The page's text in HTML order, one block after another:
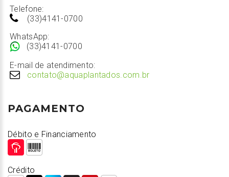
Telefone:
(33)4141-0700
WhatsApp:
(33)4141-0700
E-mail de atendimento:
contato@aquaplantados.com.br
PAGAMENTO
Débito e Financiamento
Crédito